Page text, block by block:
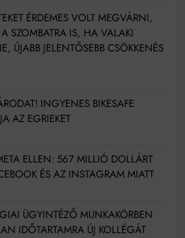
ÉRDEMES VOLT MEGVÁRNI,
SZOMBATRA IS, HA VALAKI
ÚJABB JELENTŐSEBB CSÖKKENÉS
INGYENES BIKESAFE
AZ EGRIEKET
ELLEN: 567 MILLIÓ DOLLÁRT
ÉS AZ INSTAGRAM MIATT
ÜGYINTÉZŐ MUNKAKÖRBEN
IDŐTARTAMRA ÚJ KOLLÉGÁT